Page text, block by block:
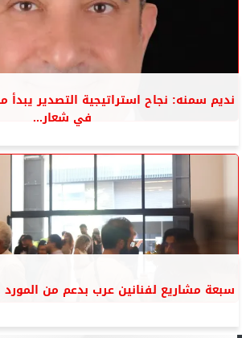
نديم سمنه: نجاح استراتيجية التصدير يبدأ
في شعار...
سبعة مشاريع لفنانين عرب بدعم من